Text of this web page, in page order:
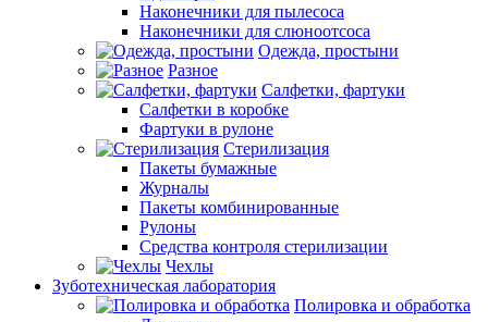
Наконечники для пылесоса
Наконечники для слюноотсоса
Одежда, простыни
Разное
Салфетки, фартуки
Салфетки в коробке
Фартуки в рулоне
Стерилизация
Пакеты бумажные
Журналы
Пакеты комбинированные
Рулоны
Средства контроля стерилизации
Чехлы
Зуботехническая лаборатория
Полировка и обработка